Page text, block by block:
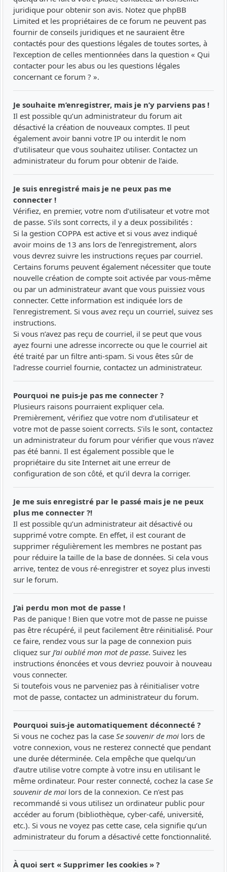
juridique pour obtenir son avis. Notez que phpBB
Limited et les propriétaires de ce forum ne peuvent pas
fournir de conseils juridiques et ne sauraient être
contactés pour des questions légales de toutes sortes, à
l’exception de celles mentionnées dans la question « Qui
contacter pour les abus ou les questions légales
concernant ce forum ? ».
Je souhaite m’enregistrer, mais je n’y parviens pas !
Il est possible qu’un administrateur du forum ait
désactivé la création de nouveaux comptes. Il peut
également avoir banni votre IP ou interdit le nom
d’utilisateur que vous souhaitez utiliser. Contactez un
administrateur du forum pour obtenir de l’aide.
Je suis enregistré mais je ne peux pas me
connecter !
Vérifiez, en premier, votre nom d’utilisateur et votre mot
de passe. S’ils sont corrects, il y a deux possibilités :
Si la gestion COPPA est active et si vous avez indiqué
avoir moins de 13 ans lors de l’enregistrement, alors
vous devrez suivre les instructions reçues par courriel.
Certains forums peuvent également nécessiter que toute
nouvelle création de compte soit activée par vous-même
ou par un administrateur avant que vous puissiez vous
connecter. Cette information est indiquée lors de
l’enregistrement. Si vous avez reçu un courriel, suivez ses
instructions.
Si vous n’avez pas reçu de courriel, il se peut que vous
ayez fourni une adresse incorrecte ou que le courriel ait
été traité par un filtre anti-spam. Si vous êtes sûr de
l’adresse courriel fournie, contactez un administrateur.
Pourquoi ne puis-je pas me connecter ?
Plusieurs raisons pourraient expliquer cela.
Premièrement, vérifiez que votre nom d’utilisateur et
votre mot de passe soient corrects. S’ils le sont, contactez
un administrateur du forum pour vérifier que vous n’avez
pas été banni. Il est également possible que le
propriétaire du site Internet ait une erreur de
configuration de son côté, et qu’il devra la corriger.
Je me suis enregistré par le passé mais je ne peux
plus me connecter ?!
Il est possible qu’un administrateur ait désactivé ou
supprimé votre compte. En effet, il est courant de
supprimer régulièrement les membres ne postant pas
pour réduire la taille de la base de données. Si cela vous
arrive, tentez de vous ré-enregistrer et soyez plus investi
sur le forum.
J’ai perdu mon mot de passe !
Pas de panique ! Bien que votre mot de passe ne puisse
pas être récupéré, il peut facilement être réinitialisé. Pour
ce faire, rendez vous sur la page de connexion puis
cliquez sur J’ai oublié mon mot de passe. Suivez les
instructions énoncées et vous devriez pouvoir à nouveau
vous connecter.
Si toutefois vous ne parveniez pas à réinitialiser votre
mot de passe, contactez un administrateur du forum.
Pourquoi suis-je automatiquement déconnecté ?
Si vous ne cochez pas la case Se souvenir de moi lors de
votre connexion, vous ne resterez connecté que pendant
une durée déterminée. Cela empêche que quelqu’un
d’autre utilise votre compte à votre insu en utilisant le
même ordinateur. Pour rester connecté, cochez la case Se
souvenir de moi lors de la connexion. Ce n’est pas
recommandé si vous utilisez un ordinateur public pour
accéder au forum (bibliothèque, cyber-café, université,
etc.). Si vous ne voyez pas cette case, cela signifie qu’un
administrateur du forum a désactivé cette fonctionnalité.
À quoi sert « Supprimer les cookies » ?